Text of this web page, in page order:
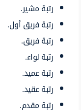
رتبة مشير.
رتبة فريق أول.
رتبة فريق.
رتبة لواء.
رتبة عميد.
رتبة عقيد.
رتبة مقدم.